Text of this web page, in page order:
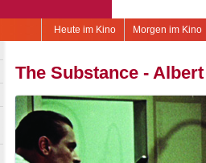
Morgen im Kino
Heute im Kino
The Substance -